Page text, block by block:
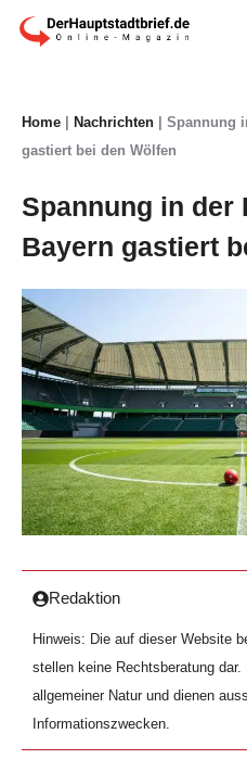
Zum
Home Nachrichten
Spannung
gastiert bei den Wölfen
Spannung in der
Bayern gastiert
Redaktion
Hinweis: Die auf dieser Website
stellen keine Rechtsberatung
allgemeiner Natur und dienen
Informationszwecken.